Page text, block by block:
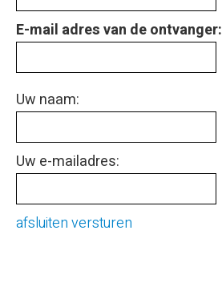
E-mail adres van de ontvanger:
Uw naam:
Uw e-mailadres:
afsluitenversturen